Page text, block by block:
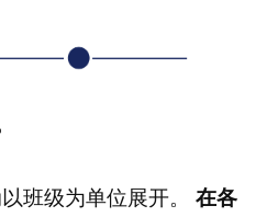
班级为单位展开。 在各